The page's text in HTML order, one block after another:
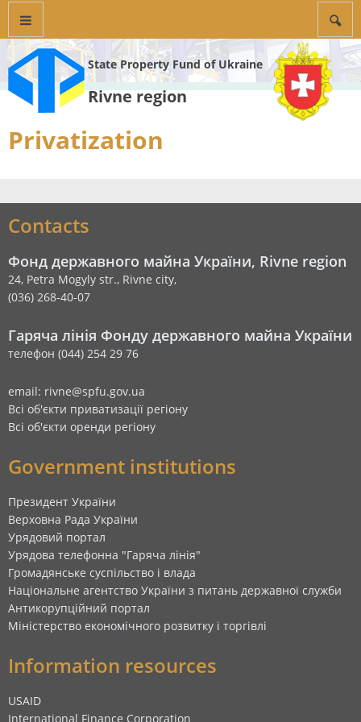
State Property Fund of Ukraine
Rivne region
Privatization
Contacts
Фонд державного майна України, Rivne region
24, Petra Mogyly str., Rivne city,
(036) 268-40-07
Гаряча лінія Фонду державного майна України
телефон (044) 254 29 76
email: rivne@spfu.gov.ua
Всі об'єкти приватизації регіону
Всі об'єкти оренди регіону
Government institutions
Президент України
Верховна Рада України
Урядовий портал
Урядова телефонна "Гаряча лінія"
Громадянське суспільство і влада
Національне агентство України з питань державної служби
Антикорупційний портал
Міністерство економічного розвитку і торгівлі
Information resources
USAID
International Finance Corporation